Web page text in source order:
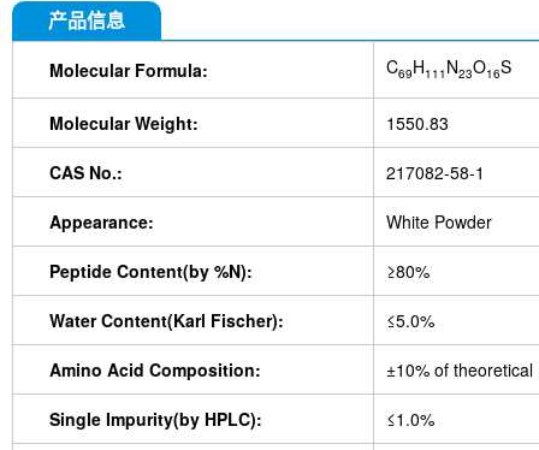
产品信息
Molecular Formula: C69H111 N23O16S
Molecular Weight: 1550.83
CAS No.: 217082-58-1
Appearance: White Powder
Peptide Content(by %N): ≥80%
Water Content(Karl Fischer): ≤5.0%
Amino Acid Composition: ±10% of theoretical
Single Impurity(by HPLC): ≤1.0%